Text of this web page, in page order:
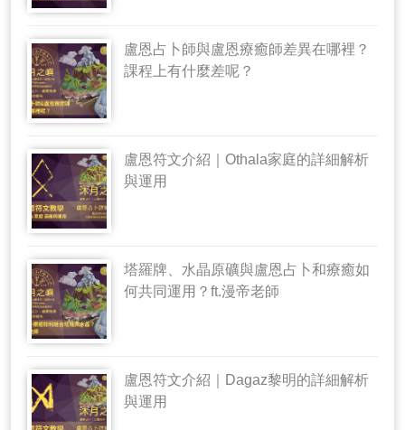
盧恩占卜師與盧恩療癒師差異在哪裡？
課程上有什麼差呢？
盧恩符文介紹｜Othala家庭的詳細解析
與運用
塔羅牌、水晶原礦與盧恩占卜和療癒如
何共同運用？ft.漫帝老師
盧恩符文介紹｜Dagaz黎明的詳細解析
與運用